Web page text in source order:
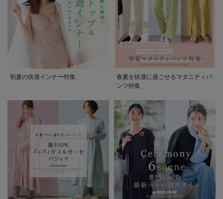
初夏の快適インナー特集
春夏を快適に過ごせるマタニティパ
ンツ特集